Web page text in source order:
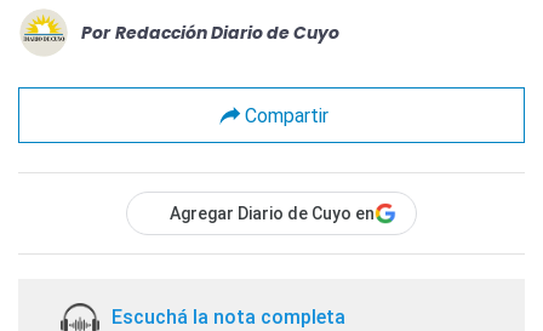
Por Redacción Diario de Cuyo
Compartir
Agregar Diario de Cuyo en
Escuchá la nota completa